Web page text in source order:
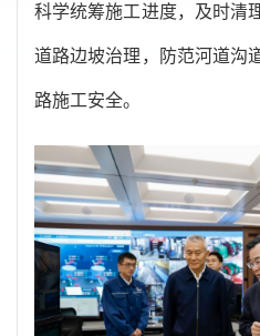
科学统筹施工进度，及时清
道路边坡治理，防范河道沟
路施工安全。